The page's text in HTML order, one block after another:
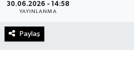
30.06.2026 - 14:58
YAYINLANMA
Paylaş